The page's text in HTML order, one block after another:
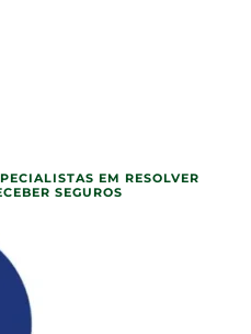
EM RESOLVER
SEGUROS